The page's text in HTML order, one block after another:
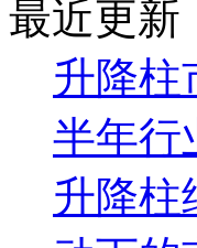
最近更新
升降
半年行
升降柱